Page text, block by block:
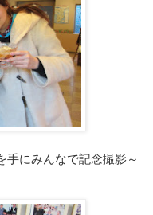
手にみんなで記念撮影～